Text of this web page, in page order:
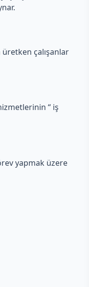
çalışanlar
“ iş
yapmak üzere